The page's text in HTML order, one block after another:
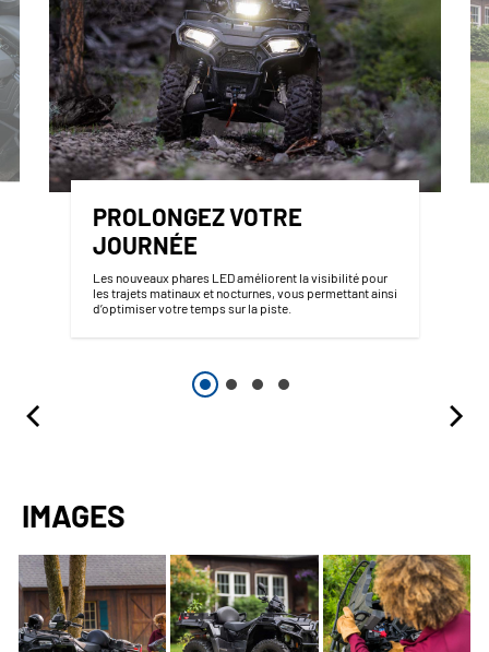
PROLONGEZ VOTRE
JOURNÉE
Les nouveaux phares LED améliorent la visibilité pour
les trajets matinaux et nocturnes, vous permettant ainsi
d’optimiser votre temps sur la piste.
IMAGES